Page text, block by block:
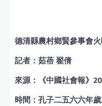
德清縣農村鄉賢參事會
記者：茹蓓 翟倩
來源：《中國社會報》
時間：孔子二五六六年